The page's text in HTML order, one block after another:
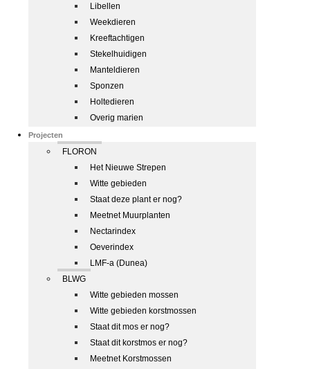
Libellen
Weekdieren
Kreeftachtigen
Stekelhuidigen
Manteldieren
Sponzen
Holtedieren
Overig marien
Projecten
FLORON
Het Nieuwe Strepen
Witte gebieden
Staat deze plant er nog?
Meetnet Muurplanten
Nectarindex
Oeverindex
LMF-a (Dunea)
BLWG
Witte gebieden mossen
Witte gebieden korstmossen
Staat dit mos er nog?
Staat dit korstmos er nog?
Meetnet Korstmossen